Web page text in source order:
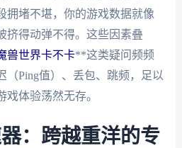
拥堵不堪，你的游戏数据就像
挤得动弹不得。这些因素叠
兽世界卡不卡**这类疑问频频
（Ping值）、丢包、跳频，足以
体验荡然无存。
：跨越重洋的专